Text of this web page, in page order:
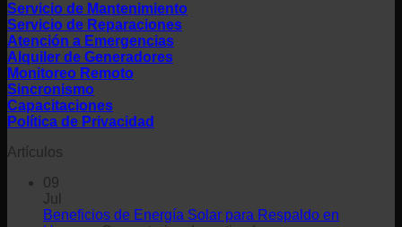
Servicio de Mantenimiento
Servicio de Reparaciones
Atención a Emergencias
Alquiler de Generadores
Monitoreo Remoto
Sincronismo
Capacitaciones
Política de Privacidad
Artículos
09
Jul
Beneficios de Energía Solar para Respaldo en